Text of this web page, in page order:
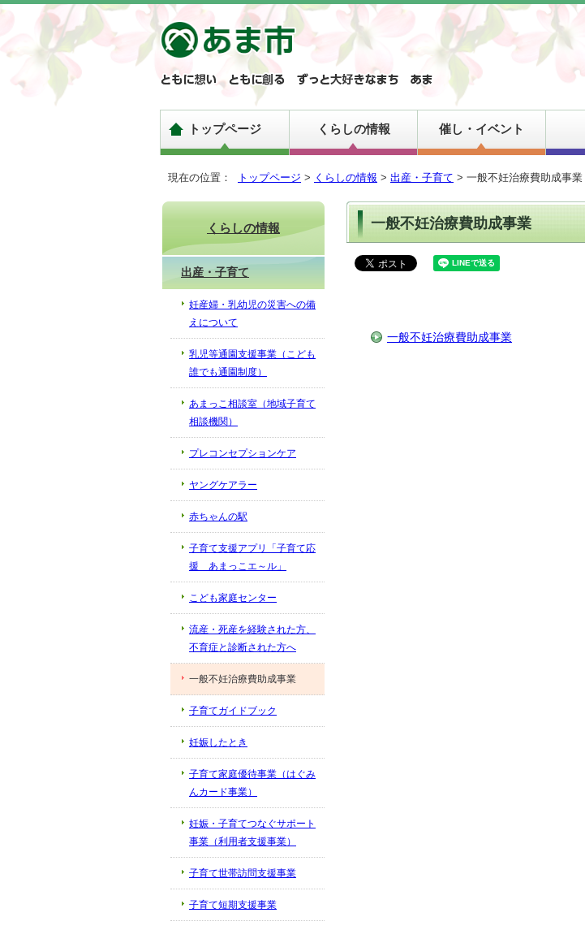
トップページ くらしの情報 催し・イベント
現在の位置： トップページ > くらしの情報 > 出産・子育て > 一般不妊治療費助成事業
一般不妊治療費助成事業
一般不妊治療費助成事業
くらしの情報
出産・子育て
妊産婦・乳幼児の災害への備
えについて
乳児等通園支援事業（こども
誰でも通園制度）
あまっこ相談室（地域子育て
相談機関）
プレコンセプションケア
ヤングケアラー
赤ちゃんの駅
子育て支援アプリ「子育て応
援 あまっこエ～ル」
こども家庭センター
流産・死産を経験された方、
不育症と診断された方へ
一般不妊治療費助成事業
子育てガイドブック
妊娠したとき
子育て家庭優待事業（はぐみ
んカード事業）
妊娠・子育てつなぐサポート
事業（利用者支援事業）
子育て世帯訪問支援事業
子育て短期支援事業